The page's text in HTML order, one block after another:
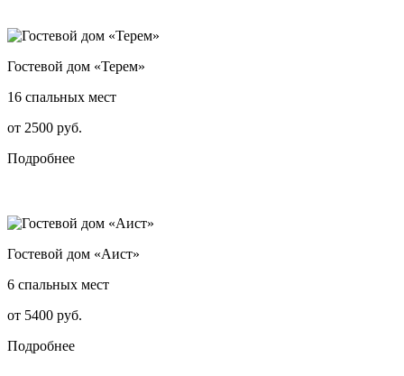
Гостевой дом «Терем»
16 спальных мест
от 2500 руб.
Подробнее
Гостевой дом «Аист»
6 спальных мест
от 5400 руб.
Подробнее